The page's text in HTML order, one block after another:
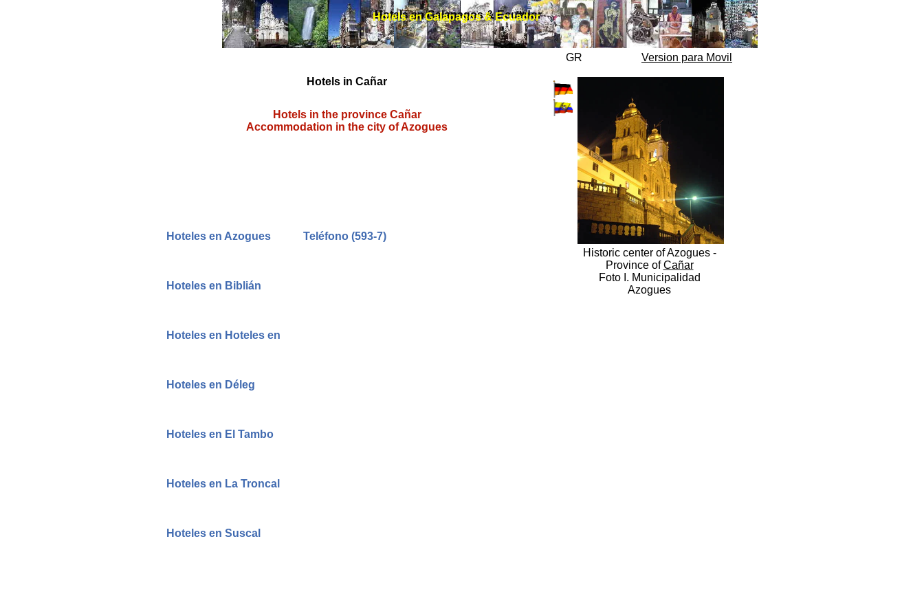
Hotels in Cañar
Hotels in the province Cañar
Accommodation in the city of Azogues
Historic center of Azogues -
Province ofCañar
Foto I. Municipalidad
Azogues
Teléfono (593-7)
Hoteles en Azogues
Hoteles en Biblián
Hoteles en Hoteles en
Hoteles en Déleg
Hoteles en El Tambo
Hoteles en La Troncal
Hoteles en Suscal
Hotels en Galapagos & Ecuador
Hotels en Galapagos & Ecuador
Version para Movil
GR